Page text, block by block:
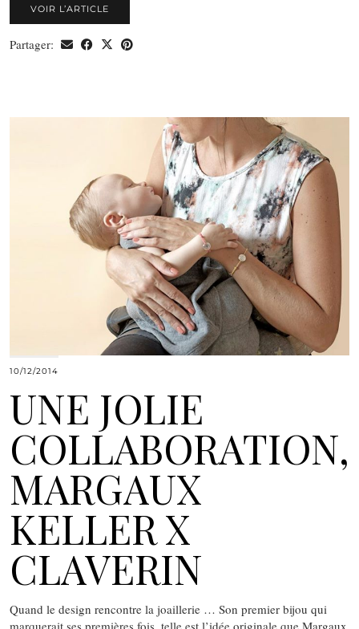
VOIR L’ARTICLE
Partager:
10/12/2014
UNE JOLIE
COLLABORATION,
MARGAUX
KELLER X
CLAVERIN
Quand le design rencontre la joaillerie … Son premier bijou qui
marquerait ses premières fois, telle est l’idée originale que Margaux